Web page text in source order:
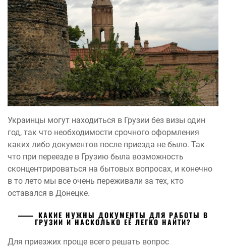
Украинцы могут находиться в Грузии без визы один
год, так что необходимости срочного оформления
каких либо документов после приезда не было. Так
что при переезде в Грузию была возможность
сконцентрироваться на бытовых вопросах, и конечно
в то лето мы все очень переживали за тех, кто
оставался в Донецке.
КАКИЕ НУЖНЫ ДОКУМЕНТЫ ДЛЯ РАБОТЫ В
ГРУЗИИ И НАСКОЛЬКО ЕЁ ЛЕГКО НАЙТИ?
Для приезжих проще всего решать вопрос